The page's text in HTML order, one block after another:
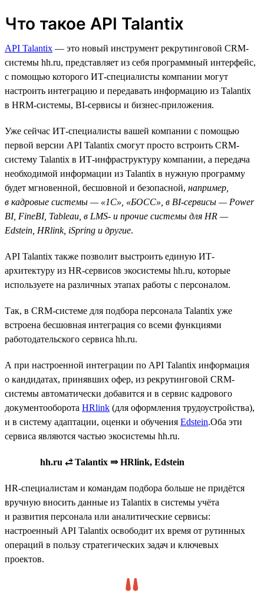
Что такое API Talantix
API Talantix — это новый инструмент рекрутинговой СRM-
системы hh.ru, представляет из себя программный интерфейс,
с помощью которого ИТ-специалисты компании могут
настроить интеграцию и передавать информацию из Talantix
в HRM-системы, BI-сервисы и бизнес-приложения.
Уже сейчас ИТ-специалисты вашей компании с помощью
первой версии API Talantix смогут просто встроить CRM-
систему Talantix в ИТ-инфраструктуру компании, а передача
необходимой информации из Talantix в нужную программу
будет мгновенной, бесшовной и безопасной, например,
в кадровые системы — «1С», «БОСС», в BI-сервисы — Power
BI, FineBI, Tableau, в LMS- и прочие системы для HR —
Edstein, HRlink, iSpring и другие.
API Talantix также позволит выстроить единую ИТ-
архитектуру из HR-сервисов экосистемы hh.ru, которые
используете на различных этапах работы с персоналом.
Так, в CRM-системе для подбора персонала Talantix уже
встроена бесшовная интеграция со всеми функциями
работодательского сервиса hh.ru.
А при настроенной интеграции по API Talantix информация
о кандидатах, принявших офер, из рекрутинговой CRM-
системы автоматически добавится и в сервис кадрового
документооборота HRlink (для оформления трудоустройства),
и в систему адаптации, оценки и обучения Edstein.Оба эти
сервиса являются частью экосистемы hh.ru.
hh.ru ⥄ Talantix ⇒ HRlink, Edstein
HR-специалистам и командам подбора больше не придётся
вручную вносить данные из Talantix в системы учёта
и развития персонала или аналитические сервисы:
настроенный API Talantix освободит их время от рутинных
операций в пользу стратегических задач и ключевых
проектов.